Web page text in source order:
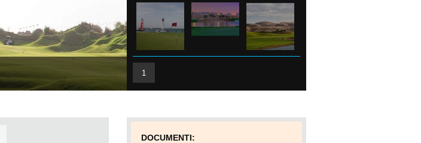
1
DOCUMENTI: